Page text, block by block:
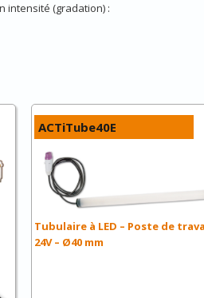
intensité (gradation) :
ACTiTube40E
Tubulaire à LED – Poste de
24V – Ø40 mm